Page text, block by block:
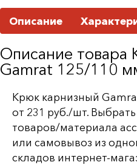
Описание
Описание товара
Gamrat 125/110
Крюк карнизный
от 231 руб./шт. Выбрать
товаров/материала
или самовывоз из
складов интернет-